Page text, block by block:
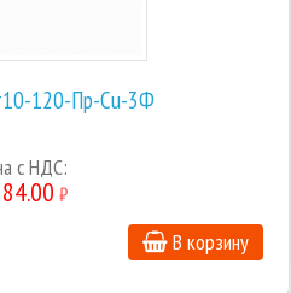
120-Пр-Cu-3Ф
с НДС:
₽
В корзину